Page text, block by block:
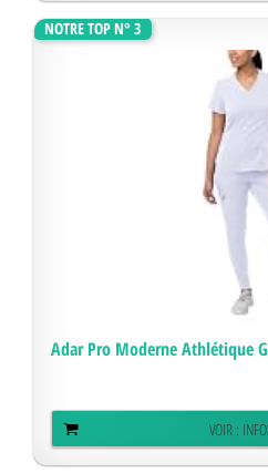
NOTRE TOP N° 3
Adar Pro Moderne Athlétique
VOIR :